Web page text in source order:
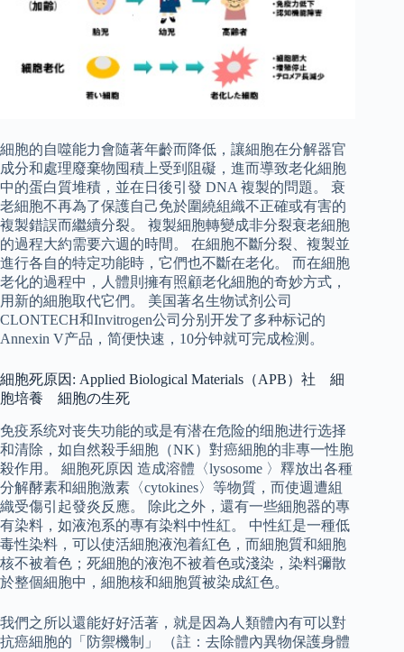
細胞的自噬能力會隨著年齡而降低，讓細胞在分解器官
成分和處理廢棄物囤積上受到阻礙，進而導致老化細胞
中的蛋白質堆積，並在日後引發 DNA 複製的問題。 衰
老細胞不再為了保護自己免於圍繞組織不正確或有害的
複製錯誤而繼續分裂。 複製細胞轉變成非分裂衰老細胞
的過程大約需要六週的時間。 在細胞不斷分裂、複製並
進行各自的特定功能時，它們也不斷在老化。 而在細胞
老化的過程中，人體則擁有照顧老化細胞的奇妙方式，
用新的細胞取代它們。 美国著名生物试剂公司
CLONTECH和Invitrogen公司分别开发了多种标记的
Annexin V产品，简便快速，10分钟就可完成检测。
細胞死原因: Applied Biological Materials（APB）社 細
胞培養 細胞の生死
免疫系统对丧失功能的或是有潜在危险的细胞进行选择
和清除，如自然殺手細胞（NK）對癌細胞的非專一性胞
殺作用。 細胞死原因 造成溶體〈lysosome 〉釋放出各種
分解酵素和細胞激素〈cytokines〉等物質，而使週遭組
織受傷引起發炎反應。 除此之外，還有一些細胞器的專
有染料，如液泡系的專有染料中性紅。 中性紅是一種低
毒性染料，可以使活細胞液泡着紅色，而細胞質和細胞
核不被着色；死細胞的液泡不被着色或淺染，染料彌散
於整個細胞中，細胞核和細胞質被染成紅色。
我們之所以還能好好活著，就是因為人類體內有可以對
抗癌細胞的「防禦機制」 （註：去除體內異物保護身體